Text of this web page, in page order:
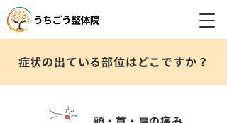
症状の出ている部位はどこですか？